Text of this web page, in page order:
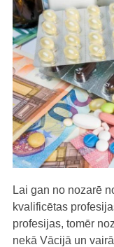
Lai gan no nozarē
kvalificētas
profesijas, tomēr
nekā Vācijā un